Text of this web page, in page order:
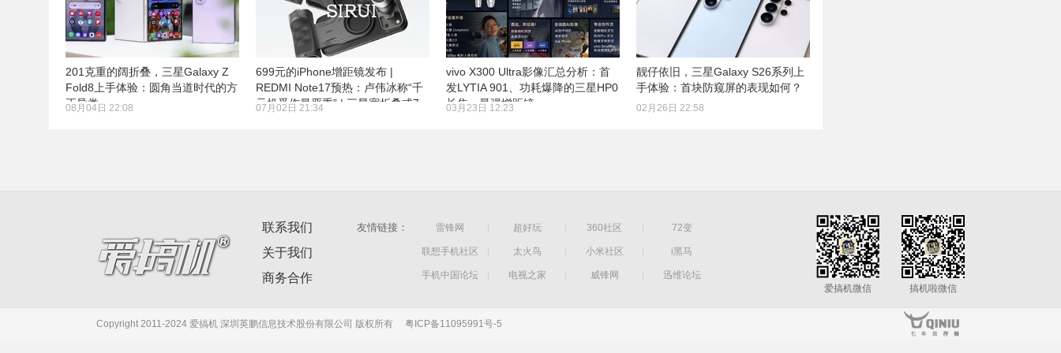
201克重的阔折叠，三星Galaxy Z
Fold8上手体验：圆角当道时代的方
正异类
08月04日 22:08
699元的iPhone增距镜发布 |
REDMI Note17预热：卢伟冰称“千
元机受伤最严重” | 三星宽折叠或7
07月02日 21:34
vivo X300 Ultra影像汇总分析：首
发LYTIA 901、功耗爆降的三星HP0
长焦、最强增距镜
03月23日 12:23
靓仔依旧，三星Galaxy S26系列上
手体验：首块防窥屏的表现如何？
02月26日 22:58
联系我们
关于我们
商务合作
友情链接： 雷锋网 超好玩 360社区 72变
联想手机社区 太火鸟 小米社区 i黑马
手机中国论坛 电视之家 威锋网
迅维论坛
爱搞机微信
搞机啦微信
Copyright 2011-2024 爱搞机 深圳英鹏信息技术股份有限公司 版权所有 粤ICP备11095991号-5